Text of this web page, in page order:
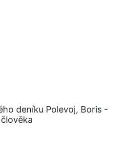
deníku Polevoj, Boris -